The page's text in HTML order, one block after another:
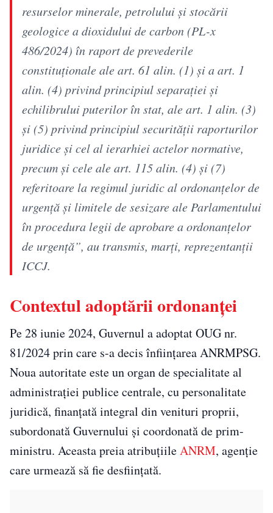
resurselor minerale, petrolului şi stocării
geologice a dioxidului de carbon (PL-x
486/2024) în raport de prevederile
constituţionale ale art. 61 alin. (1) şi a art. 1
alin. (4) privind principiul separaţiei şi
echilibrului puterilor în stat, ale art. 1 alin. (3)
şi (5) privind principiul securităţii raporturilor
juridice şi cel al ierarhiei actelor normative,
precum şi cele ale art. 115 alin. (4) şi (7)
referitoare la regimul juridic al ordonanţelor de
urgenţă şi limitele de sesizare ale Parlamentului
în procedura legii de aprobare a ordonanţelor
de urgenţă”, au transmis, marţi, reprezentanţii
ICCJ.
Contextul adoptării ordonanței
Pe 28 iunie 2024, Guvernul a adoptat OUG nr.
81/2024 prin care s-a decis înființarea ANRMPSG.
Noua autoritate este un organ de specialitate al
administrației publice centrale, cu personalitate
juridică, finanțată integral din venituri proprii,
subordonată Guvernului și coordonată de prim-
ministru. Aceasta preia atribuțiileANRM, agenție
care urmează să fie desființată.